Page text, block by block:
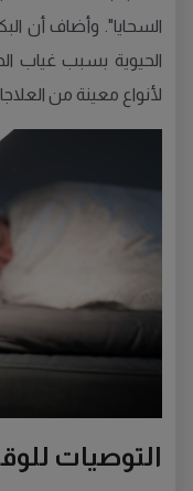
السحايا". وأضاف أن
الحيوية بسبب غياب
لأنواع معينة من
التوصيات